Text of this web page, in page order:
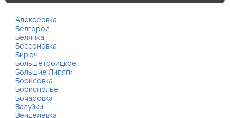
Алексеевка
Белгород
Белянка
Бессоновка
Бирюч
Большетроицкое
Большие Липяги
Борисовка
Борисполье
Бочаровка
Валуйки
Вейделевка